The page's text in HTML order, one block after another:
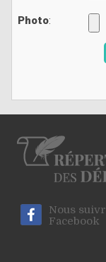
Photo:
Nous
Facebook